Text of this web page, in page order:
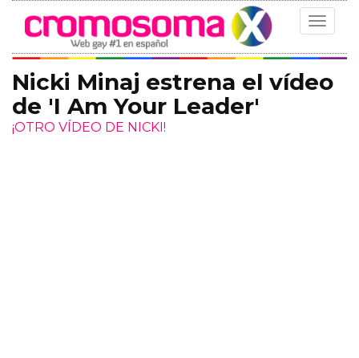
Toggle
Nicki Minaj estrena el vídeo
de 'I Am Your Leader'
¡OTRO VÍDEO DE NICKI!